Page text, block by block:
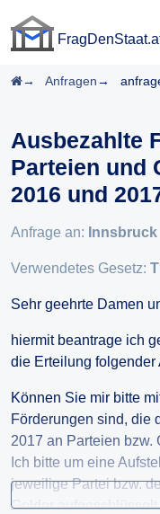
Startseite
Anfragen
Ausbezahlte
Parteien und
2016 und
Anfrage an: Innsbruck
Verwendetes Gesetz:
Sehr geehrte Damen
hiermit beantrage ich
die Erteilung folgender
Können Sie mir bitte
Förderungen sind, die
2017 an Parteien bzw.
Ich bitte um eine
jeweilige Partei bzw.
Gelder